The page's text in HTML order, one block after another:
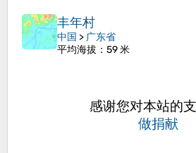
丰年村
中国 > 广东省
平均海拔 ：59 米
感谢您对本站的
做捐献